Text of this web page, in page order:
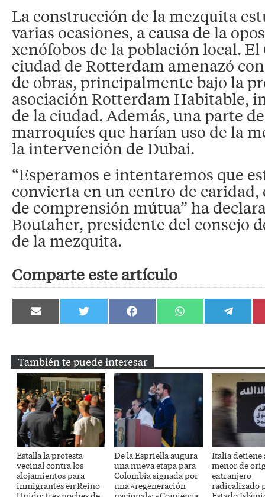
La construcción de la mezquita
varias ocasiones, a causa de la
xenófobos de la población local. El
ciudad de Rotterdam amenazó
de obras, principalmente bajo la
asociación Rotterdam Habitable,
de la ciudad. Además, una parte
marroquíes que harían uso de la
la intervención de Dubai.
“Esperamos e intentaremos que
convierta en un centro de
de comprensión mútua” ha
Boutaher, presidente del consejo
de la mezquita.
Comparte este artículo
Compartir
en
Compartir
en
Compartir
en
Compartir
en
Compartir
en
También te puede interesar
Estalla la protesta
vecinal contra los
alojamientos para
inmigrantes en Reino
De la Espriella augura
una nueva etapa para
Colombia signada por
una «regeneración
Italia detiene
menor de
extranjero
radicalizado